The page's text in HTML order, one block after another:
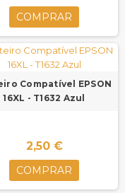
COMPRAR
Compatível EPSON
16XL - T1632 Azul
2,50 €
COMPRAR